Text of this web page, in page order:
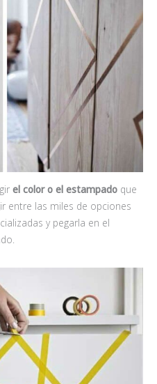
el color o el estampado que
entre las miles de opciones
y pegarla en el